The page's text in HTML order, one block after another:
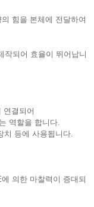
힘을 본체에 전달하여
작되어 효율이 뛰어납니
연결되어
역할을 합니다.
치 등에 사용됩니다.
의한 마찰력이 증대되